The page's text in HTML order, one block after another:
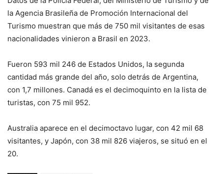
la Agencia Brasileña de Promoción Internacional del
Turismo muestran que más de 750 mil visitantes de esas
nacionalidades vinieron a Brasil en 2023.
Fueron 593 mil 246 de Estados Unidos, la segunda
cantidad más grande del año, solo detrás de Argentina,
con 1,7 millones. Canadá es el decimoquinto en la lista de
turistas, con 75 mil 952.
Australia aparece en el decimoctavo lugar, con 42 mil 68
visitantes, y Japón, con 38 mil 826 viajeros, se situó en el
20.